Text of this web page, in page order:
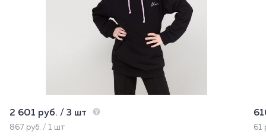
2 601 руб. / 3 шт
867 руб. / 1 шт 61